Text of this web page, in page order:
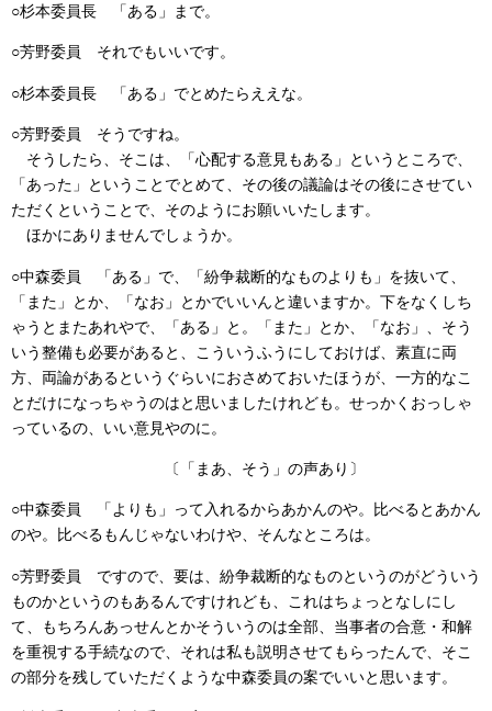
○杉本委員長 「ある」まで。
○芳野委員 それでもいいです。
○杉本委員長 「ある」でとめたらええな。
○芳野委員
そうですね。
そうしたら、そこは、「心配する意見もある」というところで、
「あった」ということでとめて、その後の議論はその後にさせてい
ただくということで、そのようにお願いいたします。
ほかにありませんでしょうか。
○中森委員
「ある」で、「紛争裁断的なものよりも」を抜いて、
「また」とか、「なお」とかでいいんと違いますか。下をなくしち
ゃうとまたあれやで、「ある」と。「また」とか、「なお」、そう
いう整備も必要があると、こういうふうにしておけば、素直に両
方、両論があるというぐらいにおさめておいたほうが、一方的なこ
とだけになっちゃうのはと思いましたけれども。せっかくおっしゃ
っているの、いい意見やのに。
〔「まあ、そう」の声あり〕
○中森委員
「よりも」って入れるからあかんのや。比べるとあかん
のや。比べるもんじゃないわけや、そんなところは。
○芳野委員
ですので、要は、紛争裁断的なものというのがどういう
ものかというのもあるんですけれども、これはちょっとなしにし
て、もちろんあっせんとかそういうのは全部、当事者の合意・和解
を重視する手続なので、それは私も説明させてもらったんで、そこ
の部分を残していただくような中森委員の案でいいと思います。